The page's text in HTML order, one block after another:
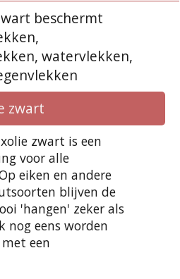
beschermt
watervlekken,
zwart
zwart is een
voor alle
eiken en andere
blijven de
'hangen' zeker als
nog eens worden
een